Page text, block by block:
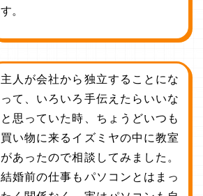
す。
主人が会社から独立することにな
って、いろいろ手伝えたらいいな
と思っていた時、ちょうどいつも
買い物に来るイズミヤの中に教室
があったので相談してみました。
結婚前の仕事もパソコンとはまっ